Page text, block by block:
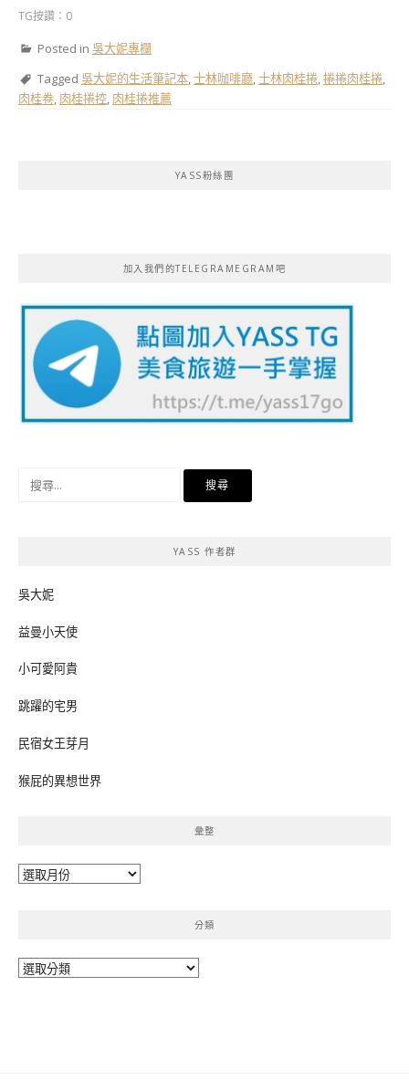
TG按讚：0
Posted in 吳大妮專欄
Tagged 吳大妮的生活筆記本,士林咖啡廳,士林肉桂捲,捲捲肉桂捲,
肉桂卷, 肉桂捲控, 肉桂捲推薦
YASS粉絲團
加入我們的TELEGRAMEGRAM吧
YASS 作者群
吳大妮
益曼小天使
小可愛阿貴
跳躍的宅男
民宿女王芽月
猴屁的異想世界
彙整
彙
分類
分